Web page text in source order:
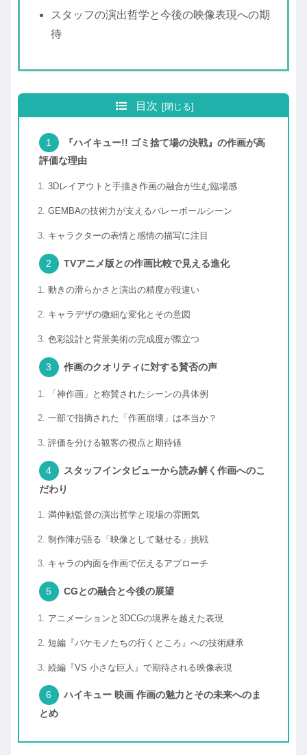
スタッフの演出哲学と今後の映像表現への期
待
目次
『ハイキュー!! ゴミ捨て場の決戦』の作画が高
評価な理由
3Dレイアウトと手描き作画の融合が生む臨場感
GEMBAの技術力が支えるバレーボールシーン
キャラクターの表情と感情の描写に注目
TVアニメ版との作画比較で見える進化
動きの滑らかさと演出の精度が段違い
キャラデザの微細な変化とその意図
色彩設計と背景美術の完成度が際立つ
作画のクオリティに対する賛否の声
「神作画」と称賛されたシーンの具体例
一部で指摘された「作画崩壊」は本当か？
評価を分ける観客の視点と期待値
スタッフインタビューから読み解く作画へのこ
だわり
満仲勧監督の演出哲学と現場の雰囲気
制作陣が語る「映像として魅せる」挑戦
キャラの内面を作画で伝えるアプローチ
CGとの融合と今後の展望
アニメーションと3DCGの境界を越えた表現
短編『バケモノたちの行くところ』への技術継承
続編『VS 小さな巨人』で期待される映像表現
ハイキュー 映画 作画の魅力とその未来へのま
とめ